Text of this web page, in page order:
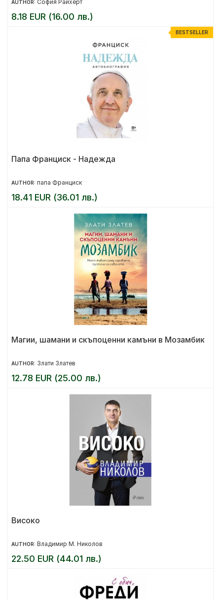
AUTHOR: София Райхерт
8.18 EUR (16.00 лв.)
BESTSELLER
Папа Франциск - Надежда
AUTHOR: папа Франциск
18.41 EUR (36.01 лв.)
Магии, шамани и скъпоценни камъни в Мозамбик
AUTHOR: Злати Златев
12.78 EUR (25.00 лв.)
Високо
AUTHOR: Владимир М. Николов
22.50 EUR (44.01 лв.)